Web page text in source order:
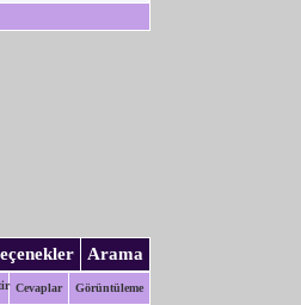
Arama
Cevaplar Görüntüleme